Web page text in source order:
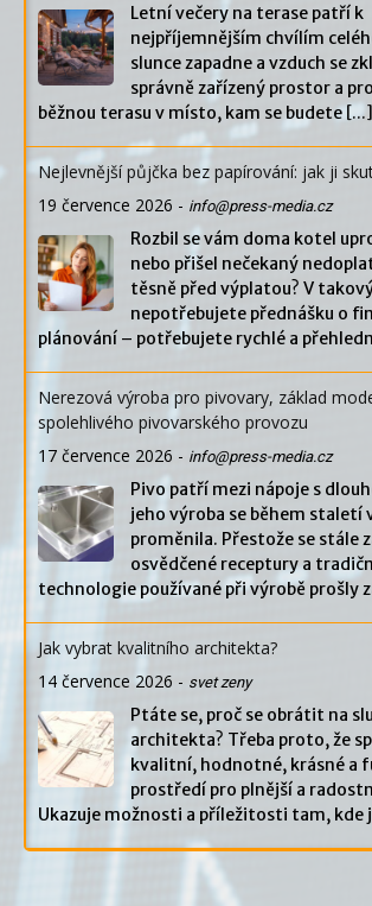
Letní večery na terase patří k
nejpříjemnějším chvílím
slunce zapadne a vzduch se
správně zařízený prostor a
běžnou terasu v místo, kam se budete [...]
Nejlevnější půjčka bez papírování: jak ji
19 července 2026 - info@press-media.cz
Rozbil se vám doma kotel
nebo přišel nečekaný
těsně před výplatou? V
nepotřebujete přednášku o
plánování – potřebujete rychlé a
Nerezová výroba pro pivovary, základ
spolehlivého pivovarského provozu
17 července 2026 - info@press-media.cz
Pivo patří mezi nápoje s
jeho výroba se během staletí
proměnila. Přestože se stále
osvědčené receptury a
technologie používané při výrobě prošly
Jak vybrat kvalitního architekta?
14 července 2026 - svet zeny
Ptáte se, proč se obrátit na
architekta? Třeba proto, že
kvalitní, hodnotné, krásné a
prostředí pro plnější a
Ukazuje možnosti a příležitosti tam, kde